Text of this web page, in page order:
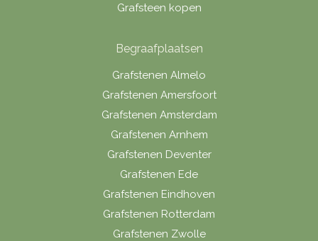
Grafsteen kopen
Begraafplaatsen
Grafstenen Almelo
Grafstenen Amersfoort
Grafstenen Amsterdam
Grafstenen Arnhem
Grafstenen Deventer
Grafstenen Ede
Grafstenen Eindhoven
Grafstenen Rotterdam
Grafstenen Zwolle